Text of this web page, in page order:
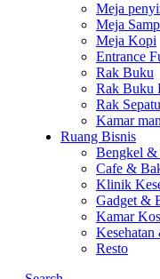
Meja
Meja
Meja Kopi
Entrance
Rak Buku
Rak Buku
Rak Sepatu
Kamar
Ruang Bisnis
Bengkel &
Cafe &
Klinik
Gadget &
Kamar Kos
Resto